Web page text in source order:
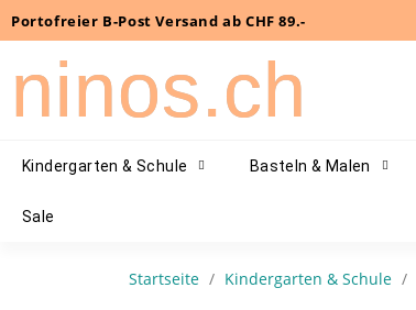
Portofreier B-Post Versand ab CHF 89.-
ninos.ch
Kindergarten & Schule Basteln & Malen
Sale
Startseite Kindergarten & Schule